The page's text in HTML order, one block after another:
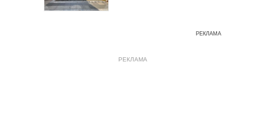
РЕКЛАМА
РЕКЛАМА